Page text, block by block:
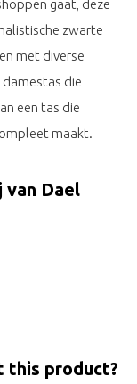
gaat, deze
zwarte
met diverse
die
een tas die
maakt.
van Dael
this product?